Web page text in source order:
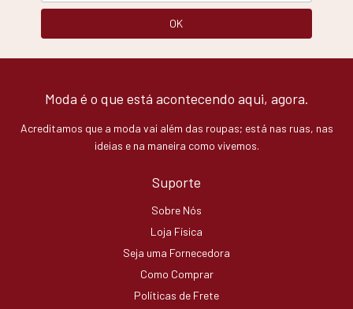
Moda é o que está acontecendo aqui, agora.
Acreditamos que a moda vai além das roupas; está nas ruas, nas
ideias e na maneira como vivemos.
Suporte
Sobre Nós
Loja Física
Seja uma Fornecedora
Como Comprar
Políticas de Frete